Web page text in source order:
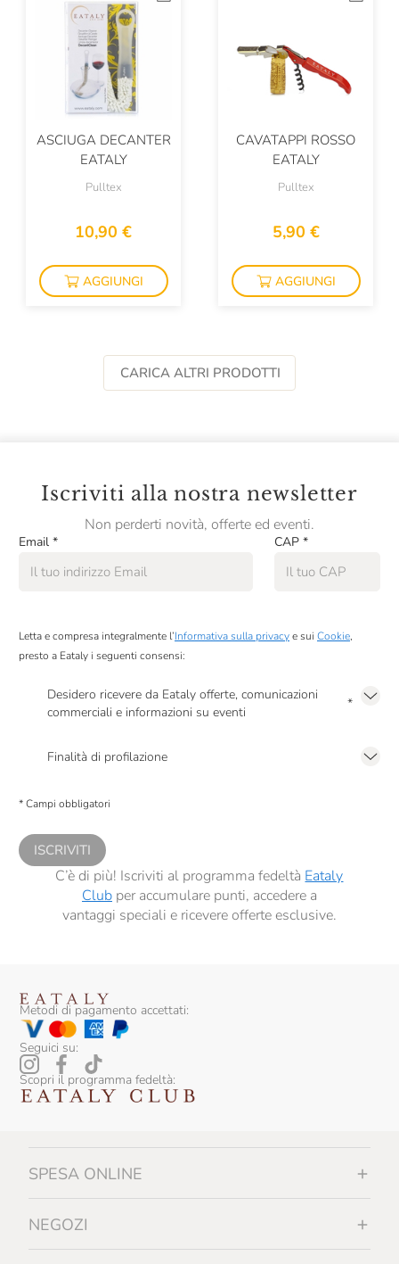
ASCIUGA DECANTER
EATALY
Pulltex
10,90 €
AGGIUNGI
CAVATAPPI ROSSO
EATALY
Pulltex
5,90 €
AGGIUNGI
CARICA ALTRI PRODOTTI
Iscriviti alla nostra newsletter
Non perderti novità, offerte ed eventi.
Email * CAP *
Letta e compresa integralmente l’Informativa sulla privacye sui Cookie,
presto a Eataly i seguenti consensi:
Desidero ricevere da Eataly offerte, comunicazioni
commerciali e informazioni su eventi
*
Finalità di profilazione
comunicazioni commerciali personalizzate, in caso di consenso prestato ai
* Campi obbligatori
ISCRIVITI
C’è di più! Iscriviti al programma fedeltà Eataly
Clubper accumulare punti, accedere a
vantaggi speciali e ricevere offerte esclusive.
Metodi di pagamento accettati:
Seguici su:
Scopri il programma fedeltà:
SPESA ONLINE
NEGOZI